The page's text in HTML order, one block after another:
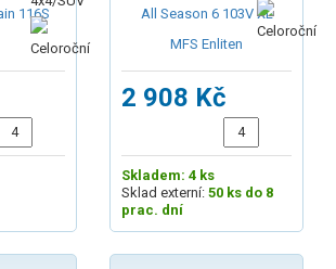
2 908 Kč
Skladem: 4 ks
Sklad externí: 50 ks do 8
prac. dní